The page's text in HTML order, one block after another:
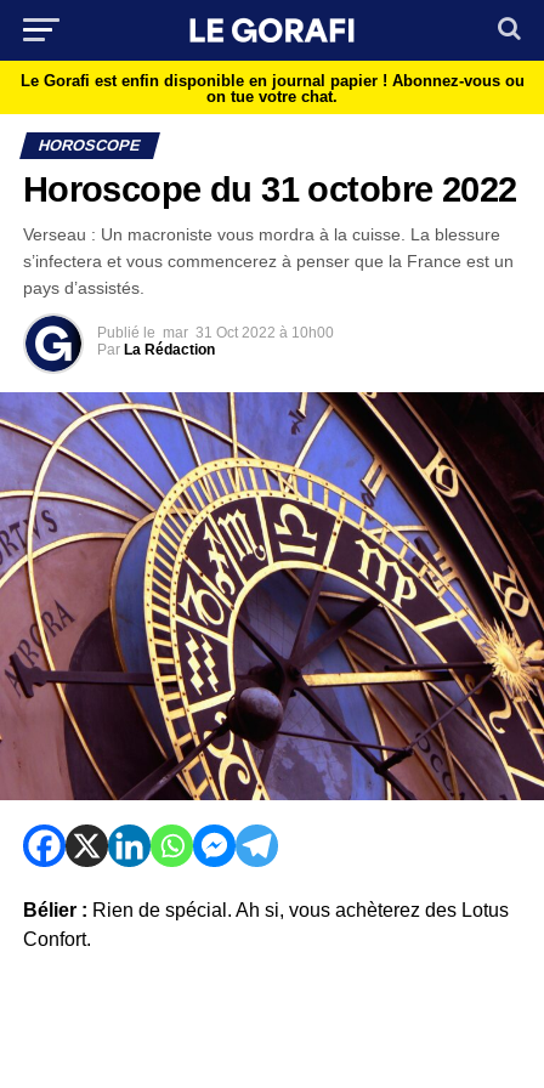
Le Gorafi est enfin disponible en journal papier ! Abonnez-vous ou
on tue votre chat.
HOROSCOPE
Horoscope du 31 octobre 2022
Verseau : Un macroniste vous mordra à la cuisse. La blessure
s’infectera et vous commencerez à penser que la France est un
pays d’assistés.
Publié le mar 31 Oct 2022 à 10h00
Par La Rédaction
Bélier : Rien de spécial. Ah si, vous achèterez des Lotus
Confort.